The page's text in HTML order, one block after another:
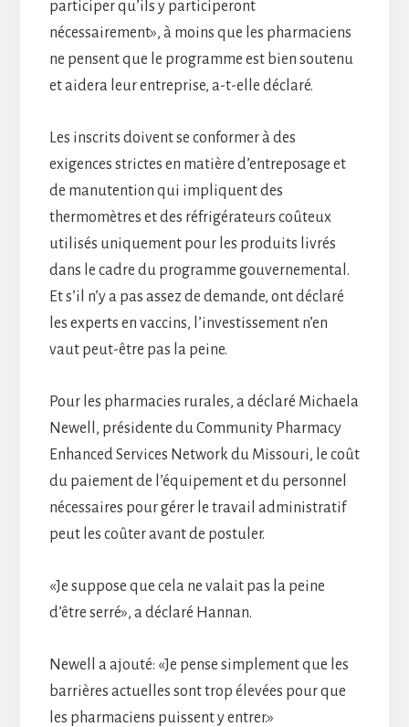
participer qu’ils y participeront
nécessairement», à moins que les pharmaciens
ne pensent que le programme est bien soutenu
et aidera leur entreprise, a-t-elle déclaré.
Les inscrits doivent se conformer à des
exigences strictes en matière d’entreposage et
de manutention qui impliquent des
thermomètres et des réfrigérateurs coûteux
utilisés uniquement pour les produits livrés
dans le cadre du programme gouvernemental.
Et s’il n’y a pas assez de demande, ont déclaré
les experts en vaccins, l’investissement n’en
vaut peut-être pas la peine.
Pour les pharmacies rurales, a déclaré Michaela
Newell, présidente du Community Pharmacy
Enhanced Services Network du Missouri, le coût
du paiement de l’équipement et du personnel
nécessaires pour gérer le travail administratif
peut les coûter avant de postuler.
«Je suppose que cela ne valait pas la peine
d’être serré», a déclaré Hannan.
Newell a ajouté: «Je pense simplement que les
barrières actuelles sont trop élevées pour que
les pharmaciens puissent y entrer.»